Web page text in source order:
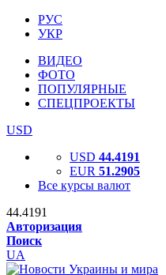
РУС
УКР
ВИДЕО
ФОТО
ПОПУЛЯРНЫЕ
СПЕЦПРОЕКТЫ
USD
USD 44.4191
EUR 51.2905
Все курсы валют
44.4191
Авторизация
Поиск
UA